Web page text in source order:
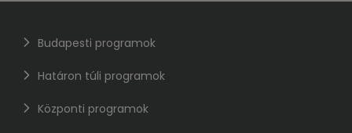
Budapesti programok
Határon túli programok
Központi programok